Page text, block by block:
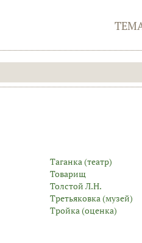
Таганка (театр)
Товарищ
Толстой Л.Н.
Третьяковка (музей)
Тройка (оценка)